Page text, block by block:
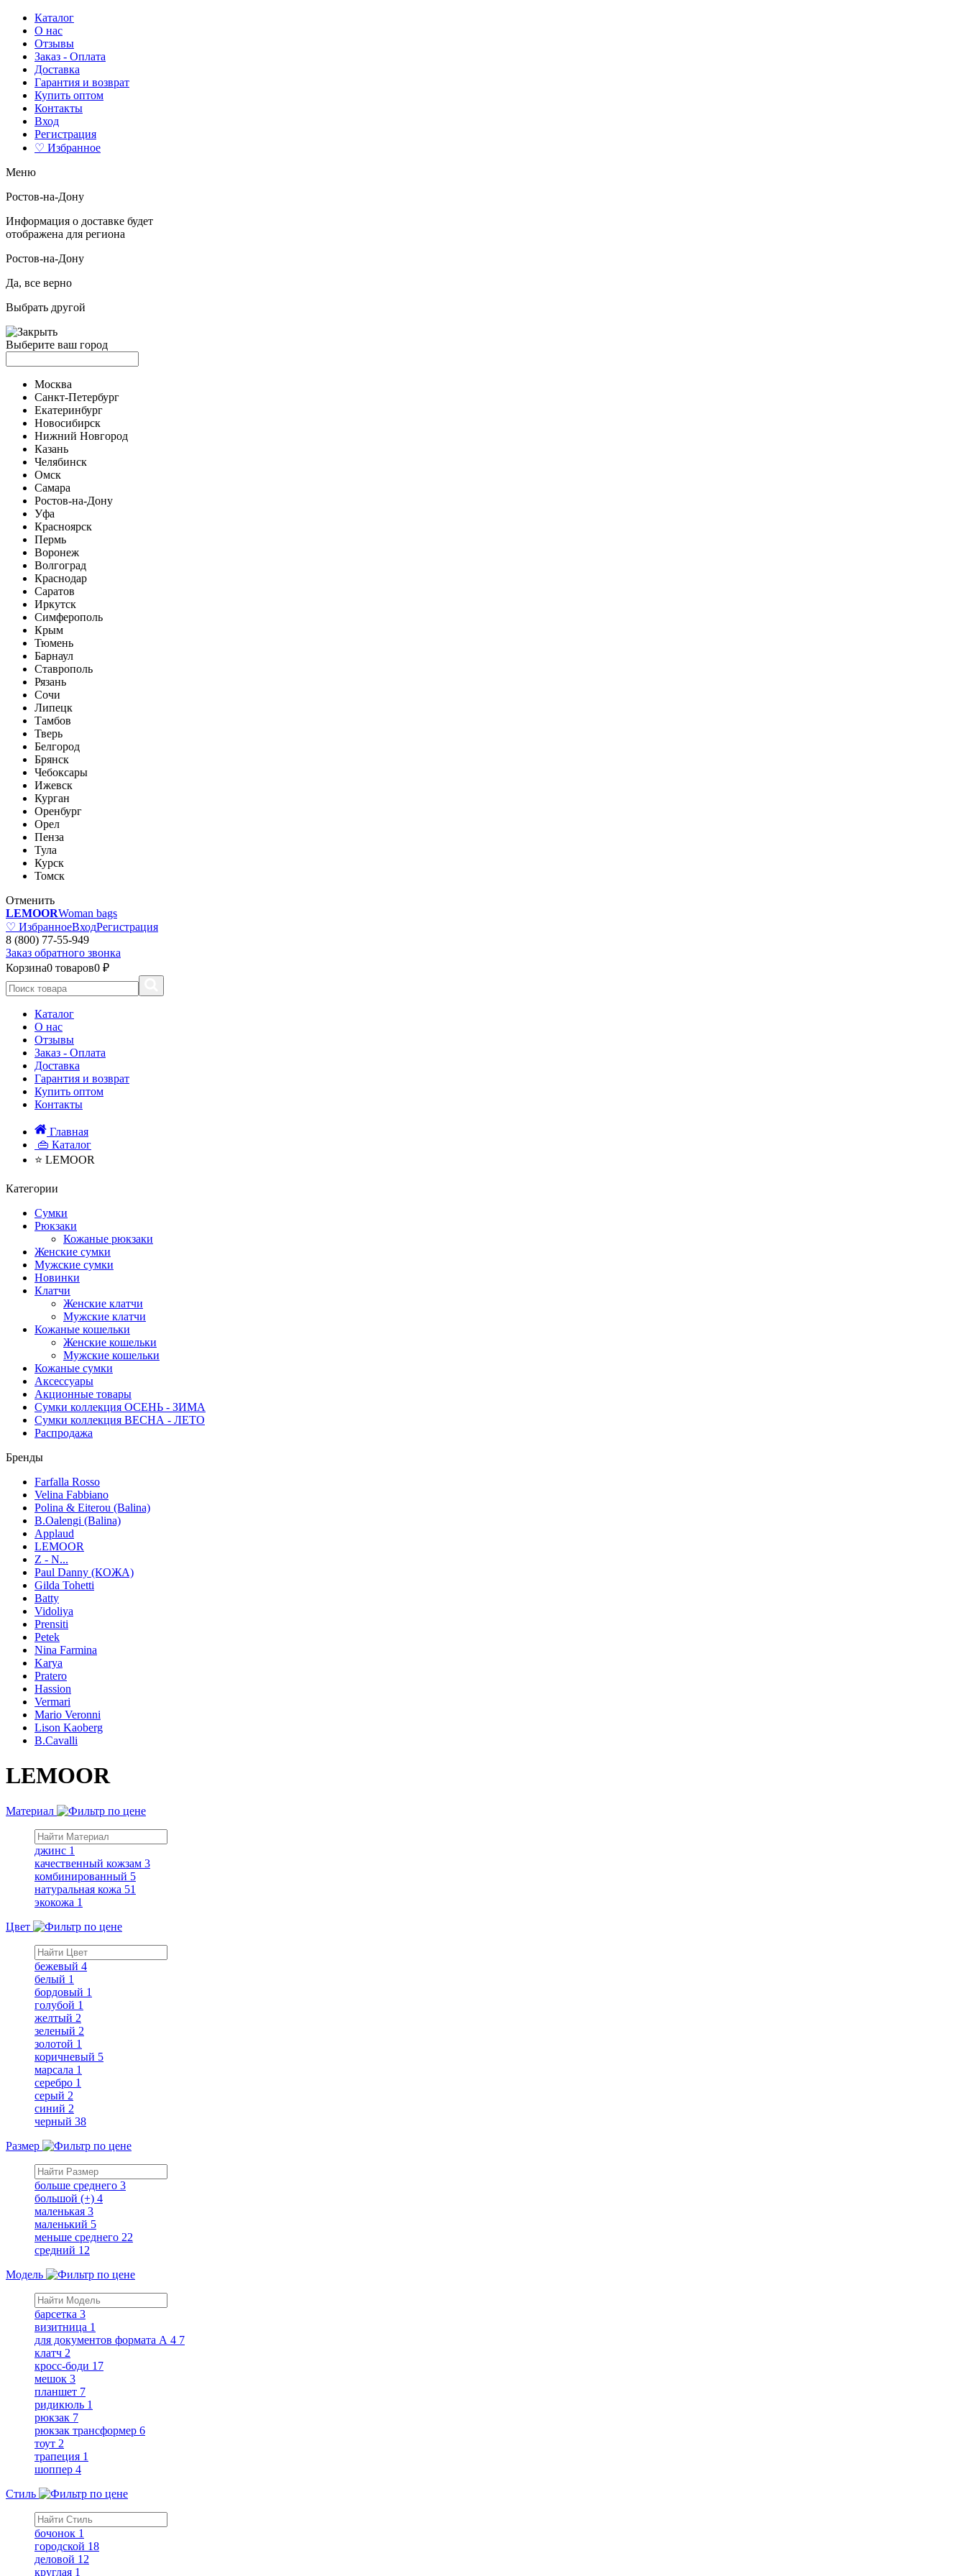
Каталог
О нас
Отзывы
Заказ - Оплата
Доставка
Гарантия и возврат
Купить оптом
Контакты
Вход
Регистрация
♡ Избранное
Меню
Ростов-на-Дону
Информация о доставке будет
отображена для региона
Ростов-на-Дону
Да, все верно
Выбрать другой
Выберите ваш город
Москва
Санкт-Петербург
Екатеринбург
Новосибирск
Нижний Новгород
Казань
Челябинск
Омск
Самара
Ростов-на-Дону
Уфа
Красноярск
Пермь
Воронеж
Волгоград
Краснодар
Саратов
Иркутск
Симферополь
Крым
Тюмень
Барнаул
Ставрополь
Рязань
Сочи
Липецк
Тамбов
Тверь
Белгород
Брянск
Чебоксары
Ижевск
Курган
Оренбург
Орел
Пенза
Тула
Курск
Томск
Отменить
LEMOORWoman bags
♡ ИзбранноеВходРегистрация
8 (800) 77-55-949
Заказ обратного звонка
Корзина0 товаров0 ₽
Каталог
О нас
Отзывы
Заказ - Оплата
Доставка
Гарантия и возврат
Купить оптом
Контакты
Главная
👜 Каталог
⭐ LEMOOR
Категории
Сумки
Рюкзаки
Кожаные рюкзаки
Женские сумки
Мужские сумки
Новинки
Клатчи
Женские клатчи
Мужские клатчи
Кожаные кошельки
Женские кошельки
Мужские кошельки
Кожаные сумки
Аксессуары
Акционные товары
Сумки коллекция ОСЕНЬ - ЗИМА
Сумки коллекция ВЕСНА - ЛЕТО
Распродажа
Бренды
Farfalla Rosso
Velina Fabbiano
Polina & Eiterou (Balina)
B.Oalengi (Balina)
Applaud
LEMOOR
Z - N...
Paul Danny (КОЖА)
Gilda Tohetti
Batty
Vidoliya
Prensiti
Petek
Nina Farmina
Karya
Pratero
Hassion
Vermari
Mario Veronni
Lison Kaoberg
B.Cavalli
LEMOOR
Материал
джинс 1
качественный кожзам 3
комбинированный 5
натуральная кожа 51
экокожа 1
Цвет
бежевый 4
белый 1
бордовый 1
голубой 1
желтый 2
зеленый 2
золотой 1
коричневый 5
марсала 1
серебро 1
серый 2
синий 2
черный 38
Размер
больше среднего 3
большой (+) 4
маленькая 3
маленький 5
меньше среднего 22
средний 12
Модель
барсетка 3
визитница 1
для документов формата А 4 7
клатч 2
кросс-боди 17
мешок 3
планшет 7
ридикюль 1
рюкзак 7
рюкзак трансформер 6
тоут 2
трапеция 1
шоппер 4
Стиль
бочонок 1
городской 18
деловой 12
круглая 1